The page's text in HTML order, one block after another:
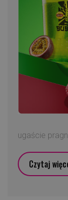
ugaście
Czytaj